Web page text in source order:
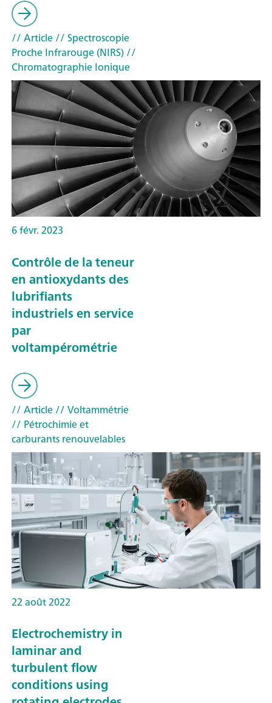
// Article// Spectroscopie
Proche Infrarouge (NIRS)//
Chromatographie Ionique
6 févr. 2023
Contrôle de la teneur
en antioxydants des
lubrifiants
industriels en service
par
voltampérométrie
// Article// Voltammétrie
// Pétrochimie et
carburants renouvelables
22 août 2022
Electrochemistry in
laminar and
turbulent flow
conditions using